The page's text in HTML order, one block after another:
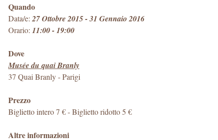
Quando
Data/e: 27 Ottobre 2015 - 31 Gennaio 2016
Orario: 11:00 - 19:00
Dove
Musée du quai Branly
37 Quai Branly-Parigi
Prezzo
Biglietto intero 7 € - Biglietto ridotto 5 €
Altre informazioni